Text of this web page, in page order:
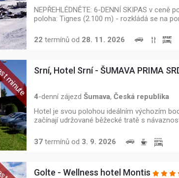
NEPŘEHLÉDNĚTE: 6-DENNÍ SKIPAS v
poloha: Tignes (2.100 m) - rozkládá se na
22 termínů od 28. 11. 2026
Srní, Hotel Srní - ŠUMAVA PRIMA
4-denní zájezd Šumava, Česká republika
Hotel je svou polohou ideálním výchozím
začínají udržované běžecké tratě s
37 termínů od 3. 9. 2026
Golte - Wellness hotel Montis